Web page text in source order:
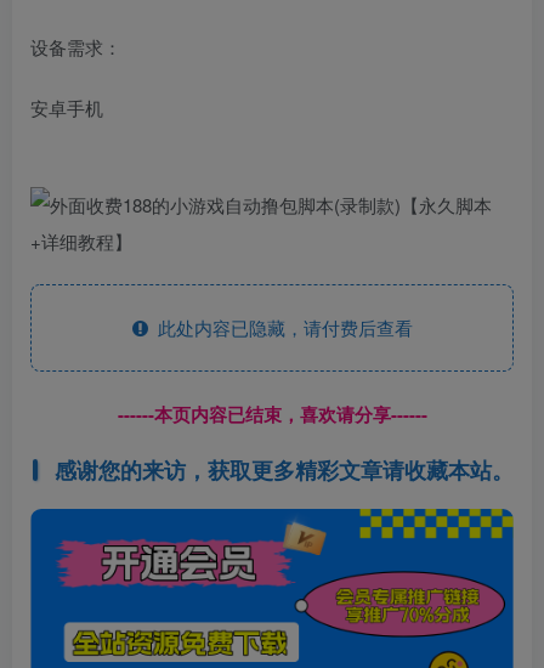
设备需求：
安卓手机
此处内容已隐藏，请付费后查看
------本页内容已结束，喜欢请分享------
感谢您的来访，获取更多精彩文章请收藏本站。